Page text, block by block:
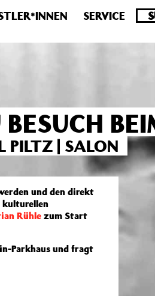
get_permalink(). in
/
SERVICE
PILTZ | SALON
und den direkt
kulturellen
Rühlezum Start
Parkhaus und fragt